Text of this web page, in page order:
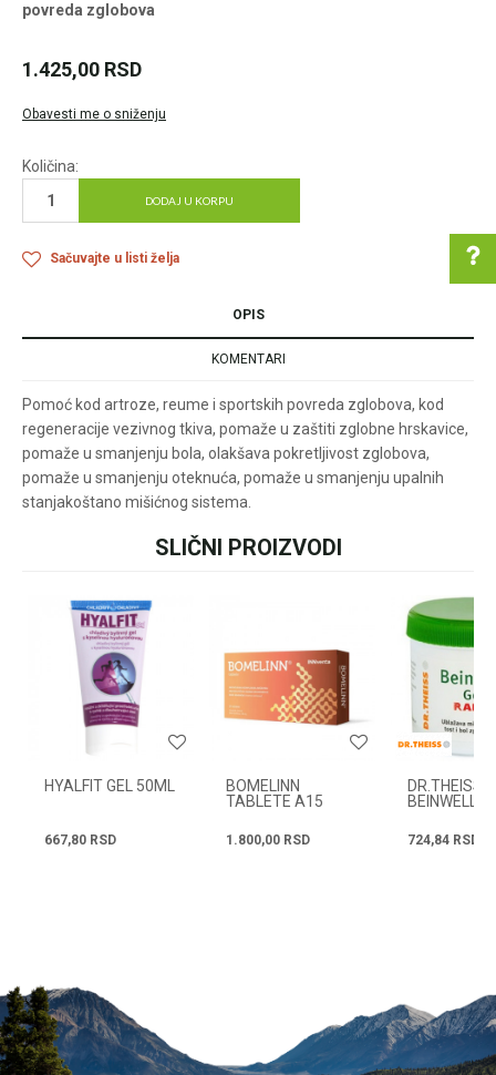
povreda zglobova
1.425,00 RSD
Obavesti me o sniženju
Količina:
DODAJ U KORPU
Sačuvajte u listi želja
Pomoć pri kupovini
Za više informacija u
vezi online porudžbine
lja.rs
ili pozovite:
Radno vreme
Svakog radnog dana od
08h do 16h
OPIS
KOMENTARI
Pomoć kod artroze, reume i sportskih povreda zglobova, kod
regeneracije vezivnog tkiva, pomaže u zaštiti zglobne hrskavice,
pomaže u smanjenju bola, olakšava pokretljivost zglobova,
pomaže u smanjenju oteknuća, pomaže u smanjenju upalnih
stanjakoštano mišićnog sistema.
SLIČNI PROIZVODI
HYALFIT GEL 50ML
667,80 RSD
BOMELINN
TABLETE A15
1.800,00 RSD
DR.THEISS
BEINWELL
724,84 RSD